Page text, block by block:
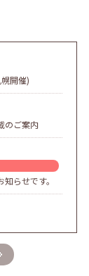
開催)
のご案内
らせです。
境人材育